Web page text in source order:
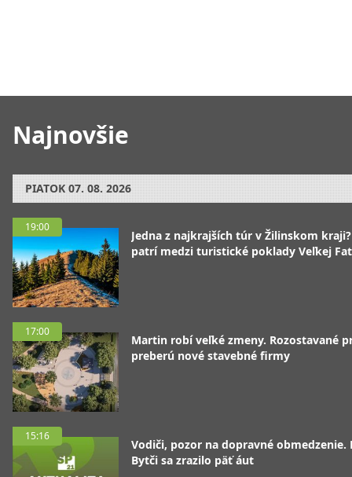
Najnovšie
PIATOK 07. 08. 2026
19:00
Jedna z najkrajších túr v Žilinskom
patrí medzi turistické poklady Veľkej
17:00
Martin robí veľké zmeny. Rozostavané
preberú nové stavebné firmy
15:16
Vodiči, pozor na dopravné obmedzenie.
Bytči sa zrazilo päť áut